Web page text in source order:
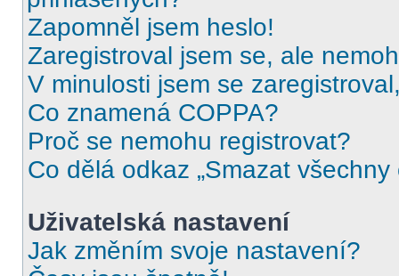
Zapomněl jsem heslo!
Zaregistroval jsem se, ale
V minulosti jsem se
Co znamená COPPA?
Proč se nemohu registrovat?
Co dělá odkaz „Smazat všechny
Uživatelská nastavení
Jak změním svoje nastavení?